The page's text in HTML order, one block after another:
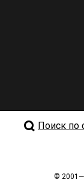
Поиск по
©